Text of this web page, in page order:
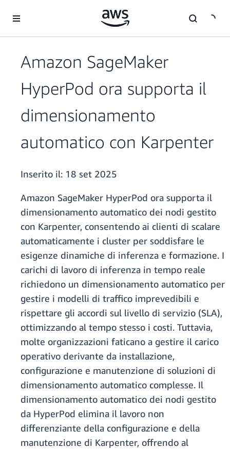
Amazon SageMaker
HyperPod ora supporta il
dimensionamento
automatico con Karpenter
Inserito il: 18 set 2025
Amazon SageMaker HyperPod ora supporta il
dimensionamento automatico dei nodi gestito
con Karpenter, consentendo ai clienti di scalare
automaticamente i cluster per soddisfare le
esigenze dinamiche di inferenza e formazione. I
carichi di lavoro di inferenza in tempo reale
richiedono un dimensionamento automatico per
gestire i modelli di traffico imprevedibili e
rispettare gli accordi sul livello di servizio (SLA),
ottimizzando al tempo stesso i costi. Tuttavia,
molte organizzazioni faticano a gestire il carico
operativo derivante da installazione,
configurazione e manutenzione di soluzioni di
dimensionamento automatico complesse. Il
dimensionamento automatico dei nodi gestito
da HyperPod elimina il lavoro non
differenziante della configurazione e della
manutenzione di Karpenter, offrendo al